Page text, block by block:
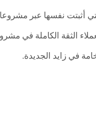
أثبتت نفسها عبر
الثقة الكاملة في
في زايد الجديدة.